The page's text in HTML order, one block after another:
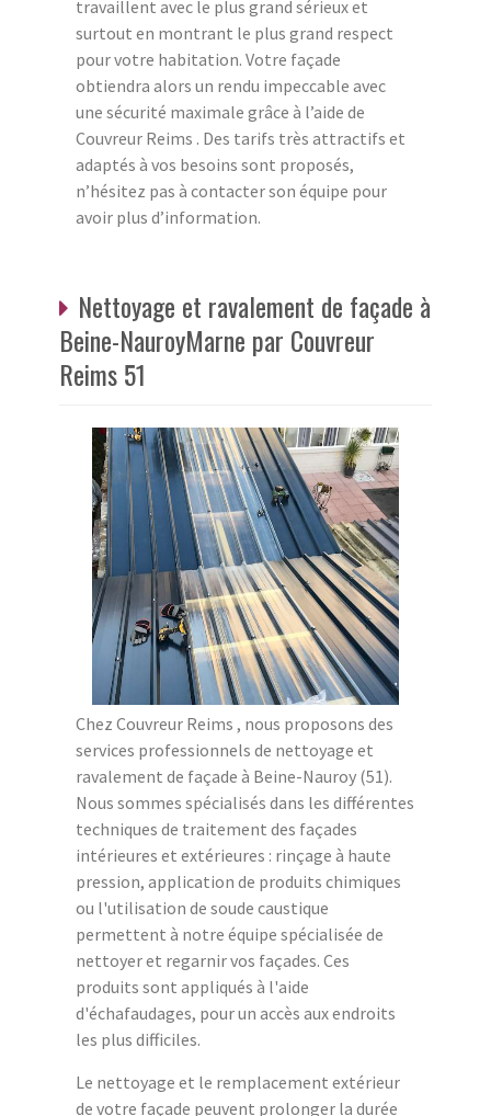
travaillent avec le plus grand sérieux et
surtout en montrant le plus grand respect
pour votre habitation. Votre façade
obtiendra alors un rendu impeccable avec
une sécurité maximale grâce à l’aide de
Couvreur Reims . Des tarifs très attractifs et
adaptés à vos besoins sont proposés,
n’hésitez pas à contacter son équipe pour
avoir plus d’information.
Nettoyage et ravalement de façade à
Beine-NauroyMarne par Couvreur
Reims 51
Chez Couvreur Reims , nous proposons des
services professionnels de nettoyage et
ravalement de façade à Beine-Nauroy (51).
Nous sommes spécialisés dans les différentes
techniques de traitement des façades
intérieures et extérieures : rinçage à haute
pression, application de produits chimiques
ou l'utilisation de soude caustique
permettent à notre équipe spécialisée de
nettoyer et regarnir vos façades. Ces
produits sont appliqués à l'aide
d'échafaudages, pour un accès aux endroits
les plus difficiles.
Le nettoyage et le remplacement extérieur
de votre façade peuvent prolonger la durée